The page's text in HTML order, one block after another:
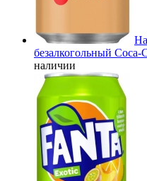
безалкогольный
наличии